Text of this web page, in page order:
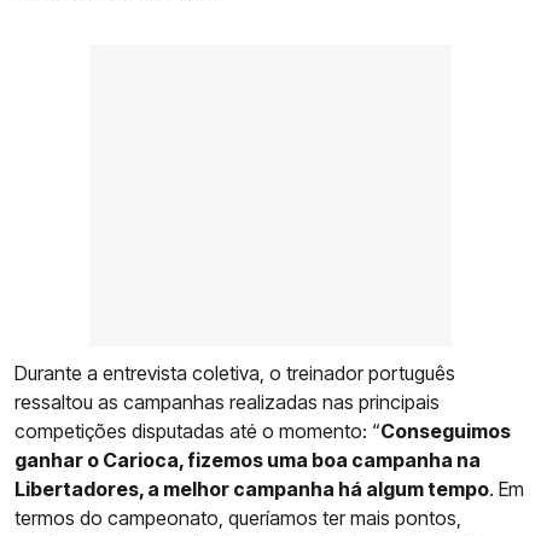
Durante a entrevista coletiva, o treinador português
ressaltou as campanhas realizadas nas principais
competições disputadas até o momento: “Conseguimos
ganhar o Carioca, fizemos uma boa campanha na
Libertadores, a melhor campanha há algum tempo. Em
termos do campeonato, queríamos ter mais pontos,